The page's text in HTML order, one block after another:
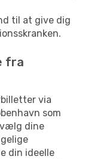
til at give dig
fra
via
som
dine
din ideelle